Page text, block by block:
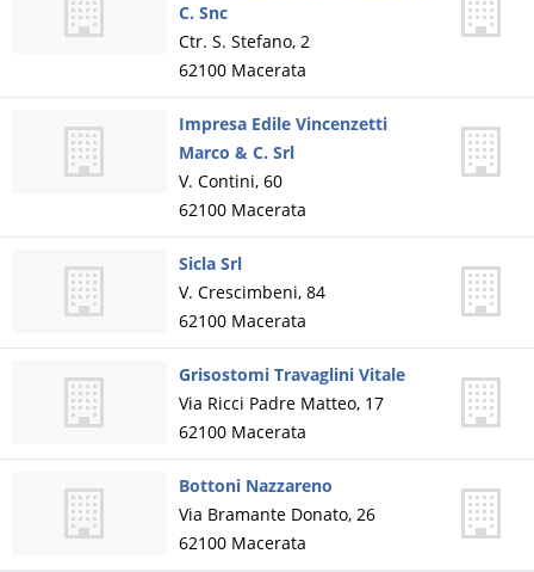
C. Snc
Ctr. S. Stefano, 2
62100 Macerata
Impresa Edile Vincenzetti
Marco & C. Srl
V. Contini, 60
62100 Macerata
Sicla Srl
V. Crescimbeni, 84
62100 Macerata
Grisostomi Travaglini Vitale
Via Ricci Padre Matteo, 17
62100 Macerata
Bottoni Nazzareno
Via Bramante Donato, 26
62100 Macerata